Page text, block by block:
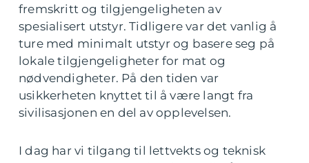
fremskritt og tilgjengeligheten av
spesialisert utstyr. Tidligere var det vanlig å
ture med minimalt utstyr og basere seg på
lokale tilgjengeligheter for mat og
nødvendigheter. På den tiden var
usikkerheten knyttet til å være langt fra
sivilisasjonen en del av opplevelsen.
I dag har vi tilgang til lettvekts og teknisk